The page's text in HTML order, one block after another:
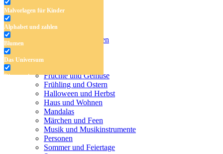
Malvorlagen für Kinder
Alphabet und zahlen
Blumen
Das Universum
Dinosaurier
Früchte und Gemüse
Frühling und Ostern
Halloween und Herbst
Haus und Wohnen
Malvorlagen für Kinder
Alphabet und zahlen
Früchte und Gemüse
Frühling und Ostern
Halloween und Herbst
Haus und Wohnen
Mandalas
Märchen und Feen
Musik und Musikinstrumente
Personen
Sommer und Feiertage